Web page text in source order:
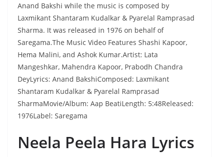
Anand Bakshi while the music is composed by
Laxmikant Shantaram Kudalkar & Pyarelal Ramprasad
Sharma. It was released in 1976 on behalf of
Saregama.The Music Video Features Shashi Kapoor,
Hema Malini, and Ashok Kumar.Artist: Lata
Mangeshkar, Mahendra Kapoor, Prabodh Chandra
DeyLyrics: Anand BakshiComposed: Laxmikant
Shantaram Kudalkar & Pyarelal Ramprasad
SharmaMovie/Album: Aap BeatiLength: 5:48Released:
1976Label: Saregama
Neela Peela Hara Lyrics